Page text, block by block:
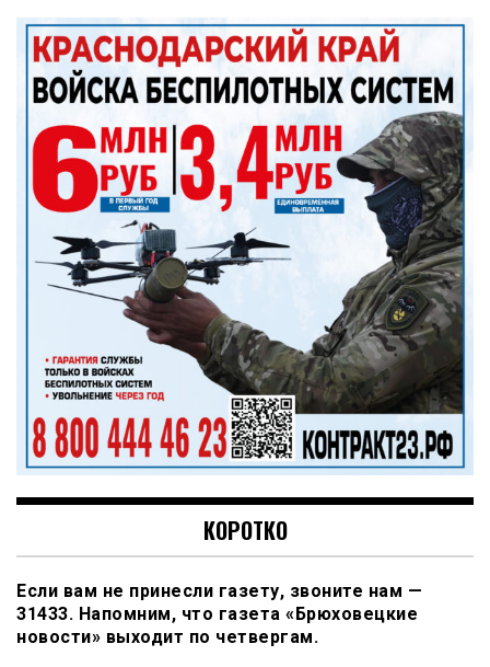
КОРОТКО
Если вам не принесли газету, звоните нам —
31433. Напомним, что газета «Брюховецкие
новости» выходит по четвергам.